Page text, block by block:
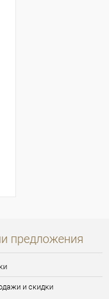
предложения
и скидки